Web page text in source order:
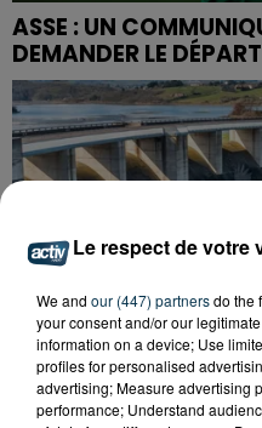
ASSE : UN
DEMANDER LE
Le respect de votre
We and our (447) partnersdo the
your consent and/or our
information on a device; Use
profiles for personalised
advertising; Measure advertising
performance; Understand